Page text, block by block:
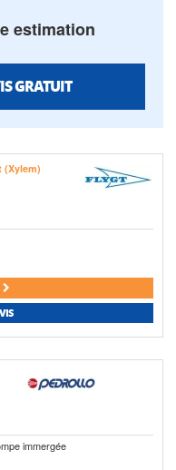
estimation
GRATUIT
immergée